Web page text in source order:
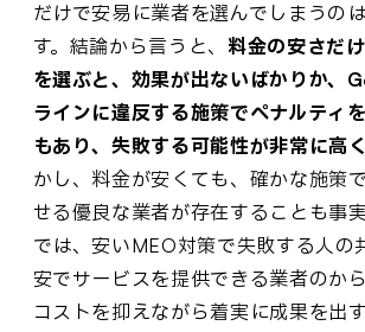
だけで安易に業者を選んでしまうの
す。結論から言うと、 料金の安さだ
を選ぶと、効果が出ないばかりか、
ラインに違反する施策でペナルティ
もあり、失敗する可能性が非常に高く
かし、料金が安くても、確かな施策
せる優良な業者が存在することも事
では、安いMEO対策で失敗する人の
安でサービスを提供できる業者のか
コストを抑えながら着実に成果を出